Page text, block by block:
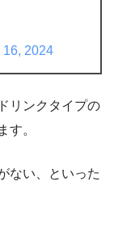
16, 2024
リンクタイプの
す。
ない、といった